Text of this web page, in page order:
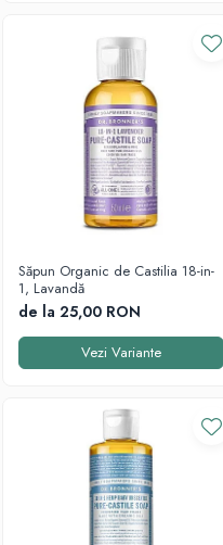
Săpun Organic de Castilia 18-in-
1, Lavandă
de la 25,00 RON
Vezi Variante